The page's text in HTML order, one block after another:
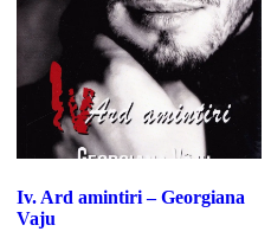
Iv. Ard amintiri – Georgiana
Vaju